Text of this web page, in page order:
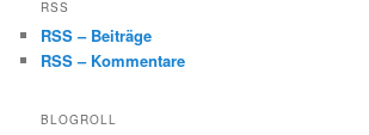
RSS
RSS – Beiträge
RSS – Kommentare
BLOGROLL